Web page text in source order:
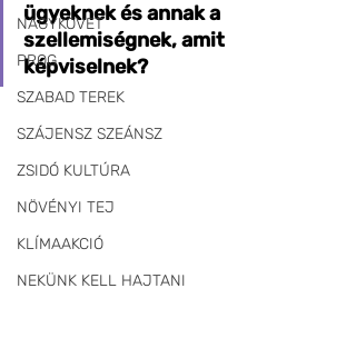
NAGYKÖVET
PROG
SZABAD TEREK
SZÁJENSZ SZEÁNSZ
ZSIDÓ KULTÚRA
NÖVÉNYI TEJ
KLÍMAAKCIÓ
NEKÜNK KELL HAJTANI
ügyeknek és annak a
szellemiségnek, amit
képviselnek?